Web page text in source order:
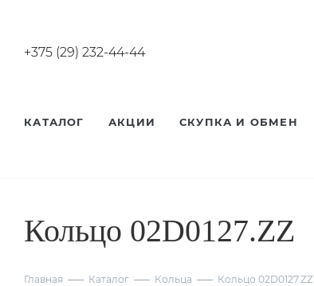
+375 (29) 232-44-44
КАТАЛОГ АКЦИИ СКУПКА И ОБМЕН
Кольцо 02D0127.ZZ
Главная Каталог Кольца Кольцо 02D0127.ZZ